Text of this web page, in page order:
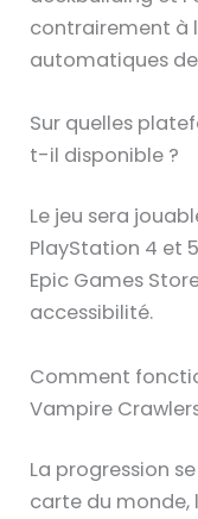
contrairement à
automatiques
Sur quelles
t-il disponible ?
Le jeu sera
PlayStation 4 et
Epic Games
accessibilité.
Comment
Vampire
La progression
carte du monde,